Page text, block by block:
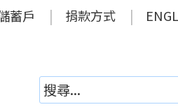
蓄戶 捐款方式